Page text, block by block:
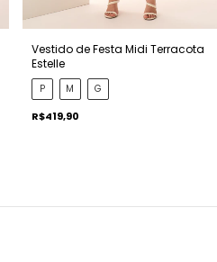
Vestido de Festa Midi Terracota
Estelle
P M G
R$419,90